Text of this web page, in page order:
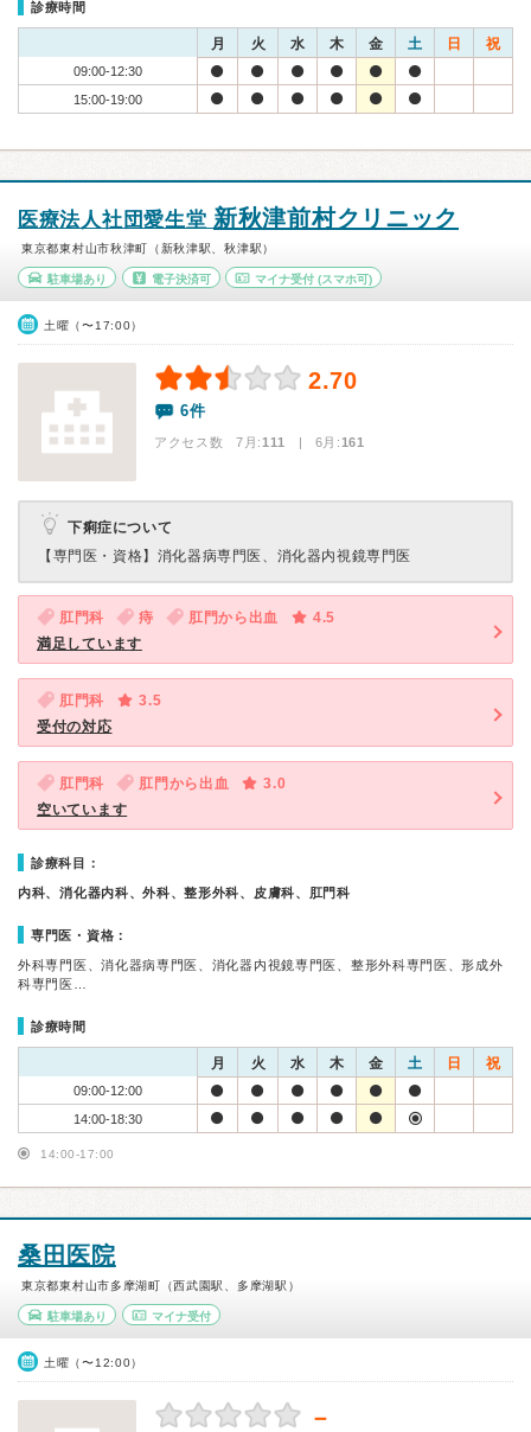
診療時間
月 火 水 木 金 土 日 祝
09:00-12:30
15:00-19:00
医療法人社団愛生堂 新秋津前村クリニック
東京都東村山市秋津町（新秋津駅、秋津駅）
駐車場あり 電子決済可 マイナ受付 (スマホ可)
土曜（〜17:00）
2.70
6件
アクセス数 7月:111 | 6月:161
下痢症について
【専門医・資格】 消化器病専門医、消化器内視鏡専門医
肛門科 痔 肛門から出血
4.5
満足しています
肛門科
3.5
受付の対応
肛門科 肛門から出血
3.0
空いています
診療科目：
内科、消化器内科、外科、整形外科、皮膚科、肛門科
専門医・資格：
外科専門医、消化器病専門医、消化器内視鏡専門医、整形外科専門医、形成外
科専門医…
診療時間
月 火 水 木 金 土 日 祝
09:00-12:00
14:00-18:30
14:00-17:00
桑田医院
東京都東村山市多摩湖町（西武園駅、多摩湖駅）
駐車場あり マイナ受付
土曜（〜12:00）
－